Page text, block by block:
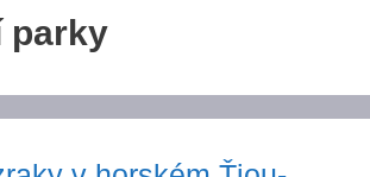
parky